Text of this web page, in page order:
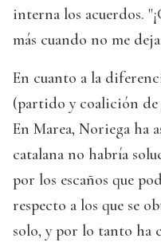
interna los acuerdos.
más cuando no me
En cuanto a la
(partido y coalición
En Marea, Noriega ha
catalana no habría
por los escaños que
respecto a los que se
solo, y por lo tanto ha